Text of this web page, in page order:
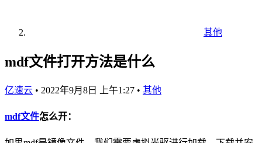
其他
mdf文件打开方法是什么
亿速云 • 2022年9月8日 上午1:27 • 其他
mdf文件怎么开：